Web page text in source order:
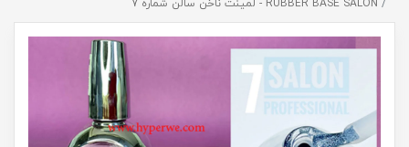
RUBBER BASE SALON - لمینت ناخن سالن شماره 7